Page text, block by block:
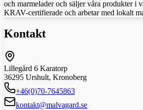
och marmelader och säljer våra produkter i
KRAV-certifierade och arbetar med lokalt
Kontakt
Lillegård 6 Karatorp
36295 Urshult, Kronoberg
+46(0)70-7645863
kontakt@malvagard.se